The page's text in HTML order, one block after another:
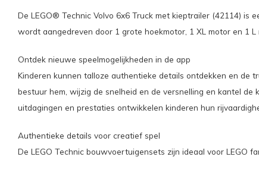
De LEGO® Technic Volvo 6x6 Truck met kieptrailer (42114) is
wordt aangedreven door 1 grote hoekmotor, 1 XL motor en 1
Ontdek nieuwe speelmogelijkheden in de app
Kinderen kunnen talloze authentieke details ontdekken en de
bestuur hem, wijzig de snelheid en de versnelling en kantel
uitdagingen en prestaties ontwikkelen kinderen hun
Authentieke details voor creatief spel
De LEGO Technic bouwvoertuigensets zijn ideaal voor LEGO